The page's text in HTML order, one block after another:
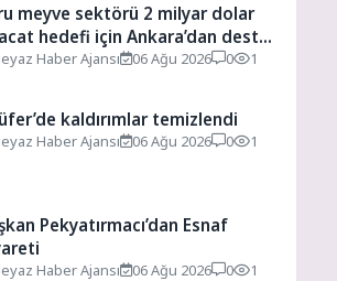
meyve sektörü 2 milyar dolar
hedefi için Ankara’dan destek
Haber Ajansı 06 Ağu 2026 0 1
kaldırımlar temizlendi
Haber Ajansı 06 Ağu 2026 0 1
Pekyatırmacı’dan Esnaf
Haber Ajansı 06 Ağu 2026 0 1